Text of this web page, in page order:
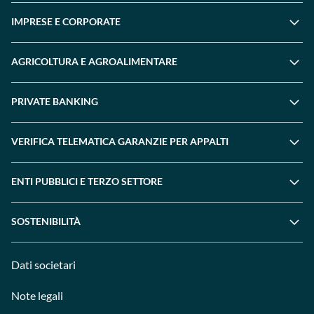
IMPRESE E CORPORATE
AGRICOLTURA E AGROALIMENTARE
PRIVATE BANKING
VERIFICA TELEMATICA GARANZIE PER APPALTI
ENTI PUBBLICI E TERZO SETTORE
SOSTENIBILITÀ
Dati societari
Note legali